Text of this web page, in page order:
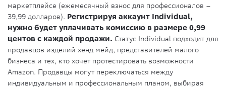
маркетплейсе (ежемесячный взнос для профессионалов –
39,99 долларов). Регистрируя аккаунт Individual,
нужно будет уплачивать комиссию в размере 0,99
центов с каждой продажи. Статус Individual подходит для
продавцов изделий хенд мейд, представителей малого
бизнеса и тех, кто хочет протестировать возможности
Amazon. Продавцы могут переключаться между
индивидуальным и профессиональным планом, выбирая